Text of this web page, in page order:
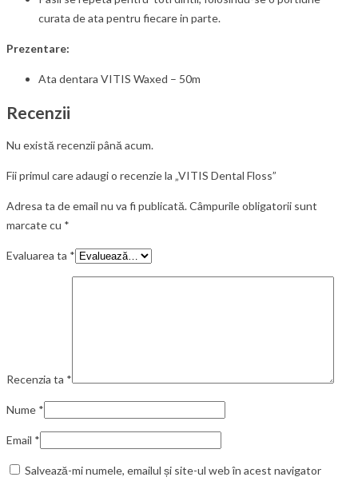
curata de ata pentru fiecare in parte.
Prezentare:
Ata dentara VITIS Waxed – 50m
Recenzii
Nu există recenzii până acum.
Fii primul care adaugi o recenzie la „VITIS Dental Floss”
Adresa ta de email nu va fi publicată.Câmpurile obligatorii sunt
marcate cu *
Evaluarea ta *
Recenzia ta *
Nume *
Email *
Salvează-mi numele, emailul și site-ul web în acest navigator